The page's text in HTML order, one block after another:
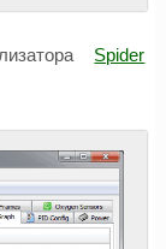
Spider